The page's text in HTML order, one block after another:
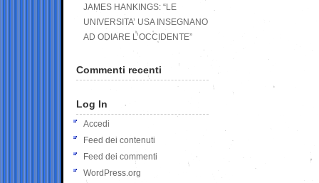
JAMES HANKINGS: “LE
UNIVERSITA’ USA INSEGNANO
AD ODIARE L’OCCIDENTE”
Commenti recenti
Log In
Accedi
Feed dei contenuti
Feed dei commenti
WordPress.org